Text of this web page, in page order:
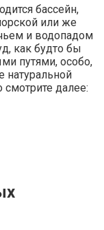
бассейн,
или же
и водопадом
как будто бы
путями, особо,
натуральной
смотрите далее: